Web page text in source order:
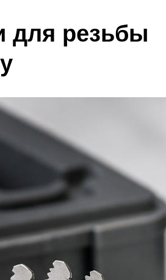
для резьбы